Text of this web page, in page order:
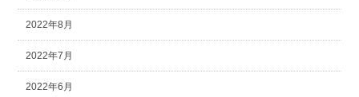
2022年8月
2022年7月
2022年6月